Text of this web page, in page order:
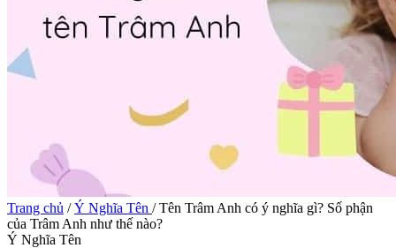
Trang chủ / Ý Nghĩa Tên / Tên Trâm Anh có ý nghĩa gì? Số phận
của Trâm Anh như thế nào?
Ý Nghĩa Tên